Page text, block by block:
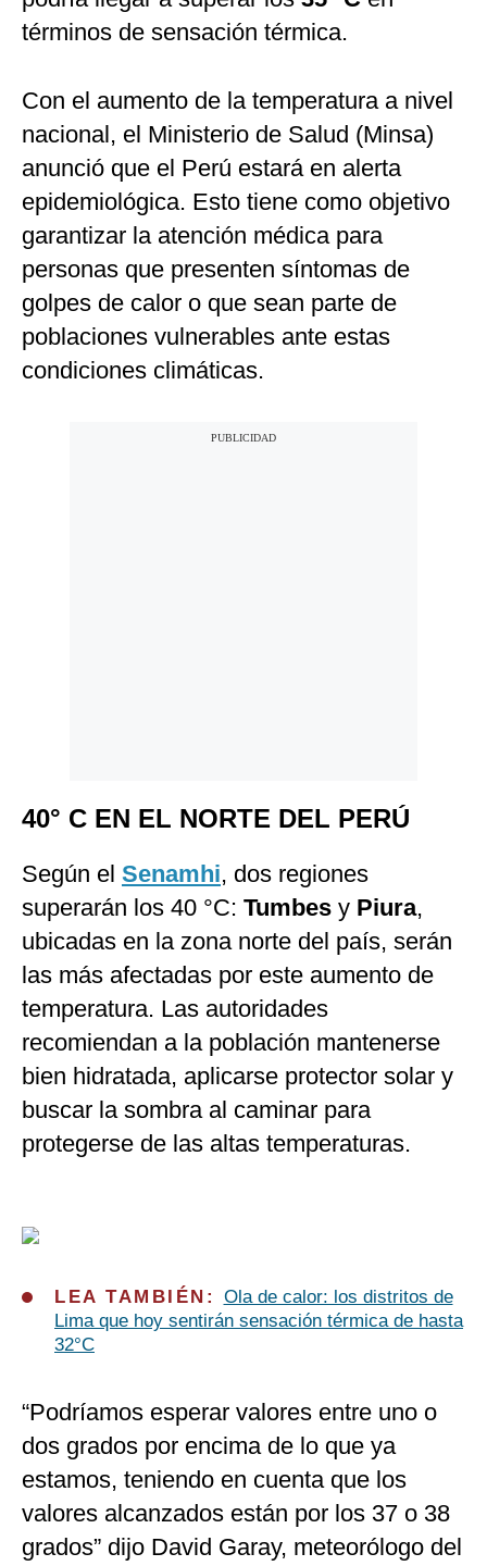
términos de sensación térmica.
Con el aumento de la temperatura a nivel
nacional, el Ministerio de Salud (Minsa)
anunció que el Perú estará en alerta
epidemiológica. Esto tiene como objetivo
garantizar la atención médica para
personas que presenten síntomas de
golpes de calor o que sean parte de
poblaciones vulnerables ante estas
condiciones climáticas.
40° C EN EL NORTE DEL PERÚ
Según el Senamhi, dos regiones
superarán los 40 °C: Tumbes y Piura,
ubicadas en la zona norte del país, serán
las más afectadas por este aumento de
temperatura. Las autoridades
recomiendan a la población mantenerse
bien hidratada, aplicarse protector solar y
buscar la sombra al caminar para
protegerse de las altas temperaturas.
LEA TAMBIÉN: Ola de calor: los distritos de
Lima que hoy sentirán sensación térmica de hasta
32°C
“Podríamos esperar valores entre uno o
dos grados por encima de lo que ya
estamos, teniendo en cuenta que los
valores alcanzados están por los 37 o 38
grados” dijo David Garay, meteorólogo del